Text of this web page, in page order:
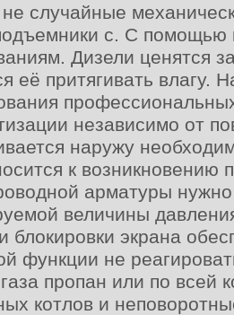
случайные
с. С помощью
Дизели ценятся
её притягивать влагу.
независимо от
наружу
к возникновению
арматуры
величины
блокировки экрана
функции не
пропан или по всей
котлов и